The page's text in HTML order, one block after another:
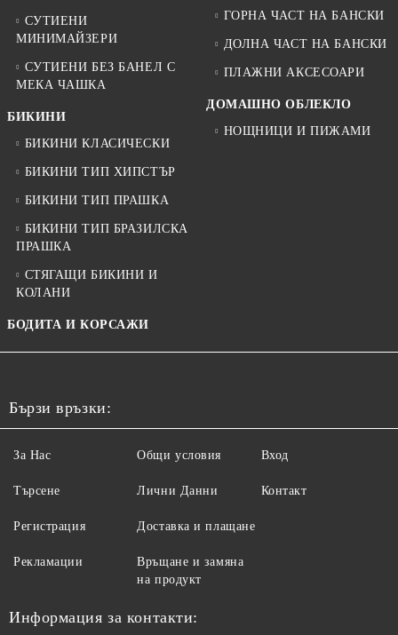
СУТИЕНИ
МИНИМАЙЗЕРИ
СУТИЕНИ БЕЗ БАНЕЛ С
МЕКА ЧАШКА
БИКИНИ
БИКИНИ КЛАСИЧЕСКИ
БИКИНИ ТИП ХИПСТЪР
БИКИНИ ТИП ПРАШКА
БИКИНИ ТИП БРАЗИЛСКА
ПРАШКА
СТЯГАЩИ БИКИНИ И
КОЛАНИ
БОДИТА И КОРСАЖИ
ГОРНА ЧАСТ НА БАНСКИ
ДОЛНА ЧАСТ НА БАНСКИ
ПЛАЖНИ АКСЕСОАРИ
ДОМАШНО ОБЛЕКЛО
НОЩНИЦИ И ПИЖАМИ
Бързи връзки:
За Нас
Търсене
Регистрация
Рекламации
Общи условия
Лични Данни
Доставка и плащане
Връщане и замяна
на продукт
Вход
Контакт
Информация за контакти: